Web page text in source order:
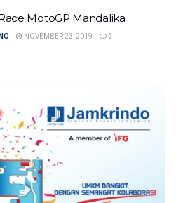
MotoGP Mandalika
NOVEMBER 23, 2019 0